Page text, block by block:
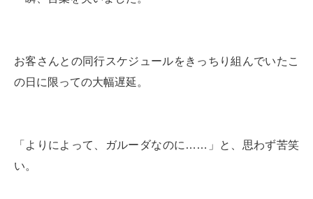
お客さんとの同行スケジュールをきっちり組んでいたこ
の日に限っての大幅遅延。
「よりによって、ガルーダなのに……」と、思わず苦笑
い。